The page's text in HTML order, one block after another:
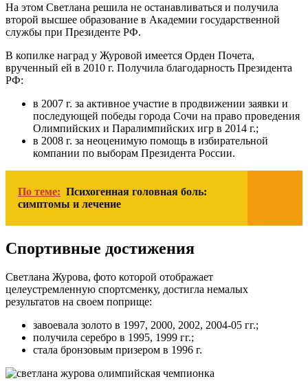
На этом Светлана решила не останавливаться и получила
второй высшее образование в Академии государственной
службы при Президенте РФ.
В копилке наград у Журовой имеется Орден Почета,
врученный ей в 2010 г. Получила благодарность Президента
РФ:
в 2007 г. за активное участие в продвижении заявки и
последующей победы города Сочи на право проведения
Олимпийских и Паралимпийских игр в 2014 г.;
в 2008 г. за неоценимую помощь в избирательной
компании по выборам Президента России.
По теме: Психогенная головная боль:
симптомы и лечение
Спортивные достижения
Светлана Журова, фото которой отображает
целеустремленную спортсменку, достигла немалых
результатов на своем поприще:
завоевала золото в 1997, 2000, 2002, 2004-05 гг.;
получила серебро в 1995, 1999 гг.;
стала бронзовым призером в 1996 г.